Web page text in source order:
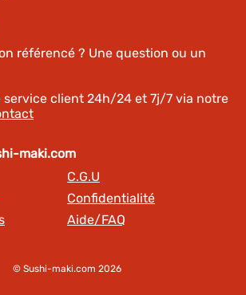
référencé ? Une question ou un
service client 24h/24 et 7j/7 via notre
maki.com
C.G.U
Confidentialité
Aide/FAQ
© Sushi-maki.com 2026